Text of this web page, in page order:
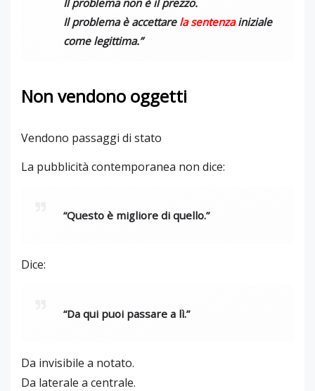
Il problema è accettare la sentenzainiziale
come legittima.”
Non vendono oggetti
Vendono passaggi di stato
La pubblicità contemporanea non dice:
“Questo è migliore di quello.”
Dice:
“Da qui puoi passare a lì.”
Da invisibile a notato.
Da laterale a centrale.